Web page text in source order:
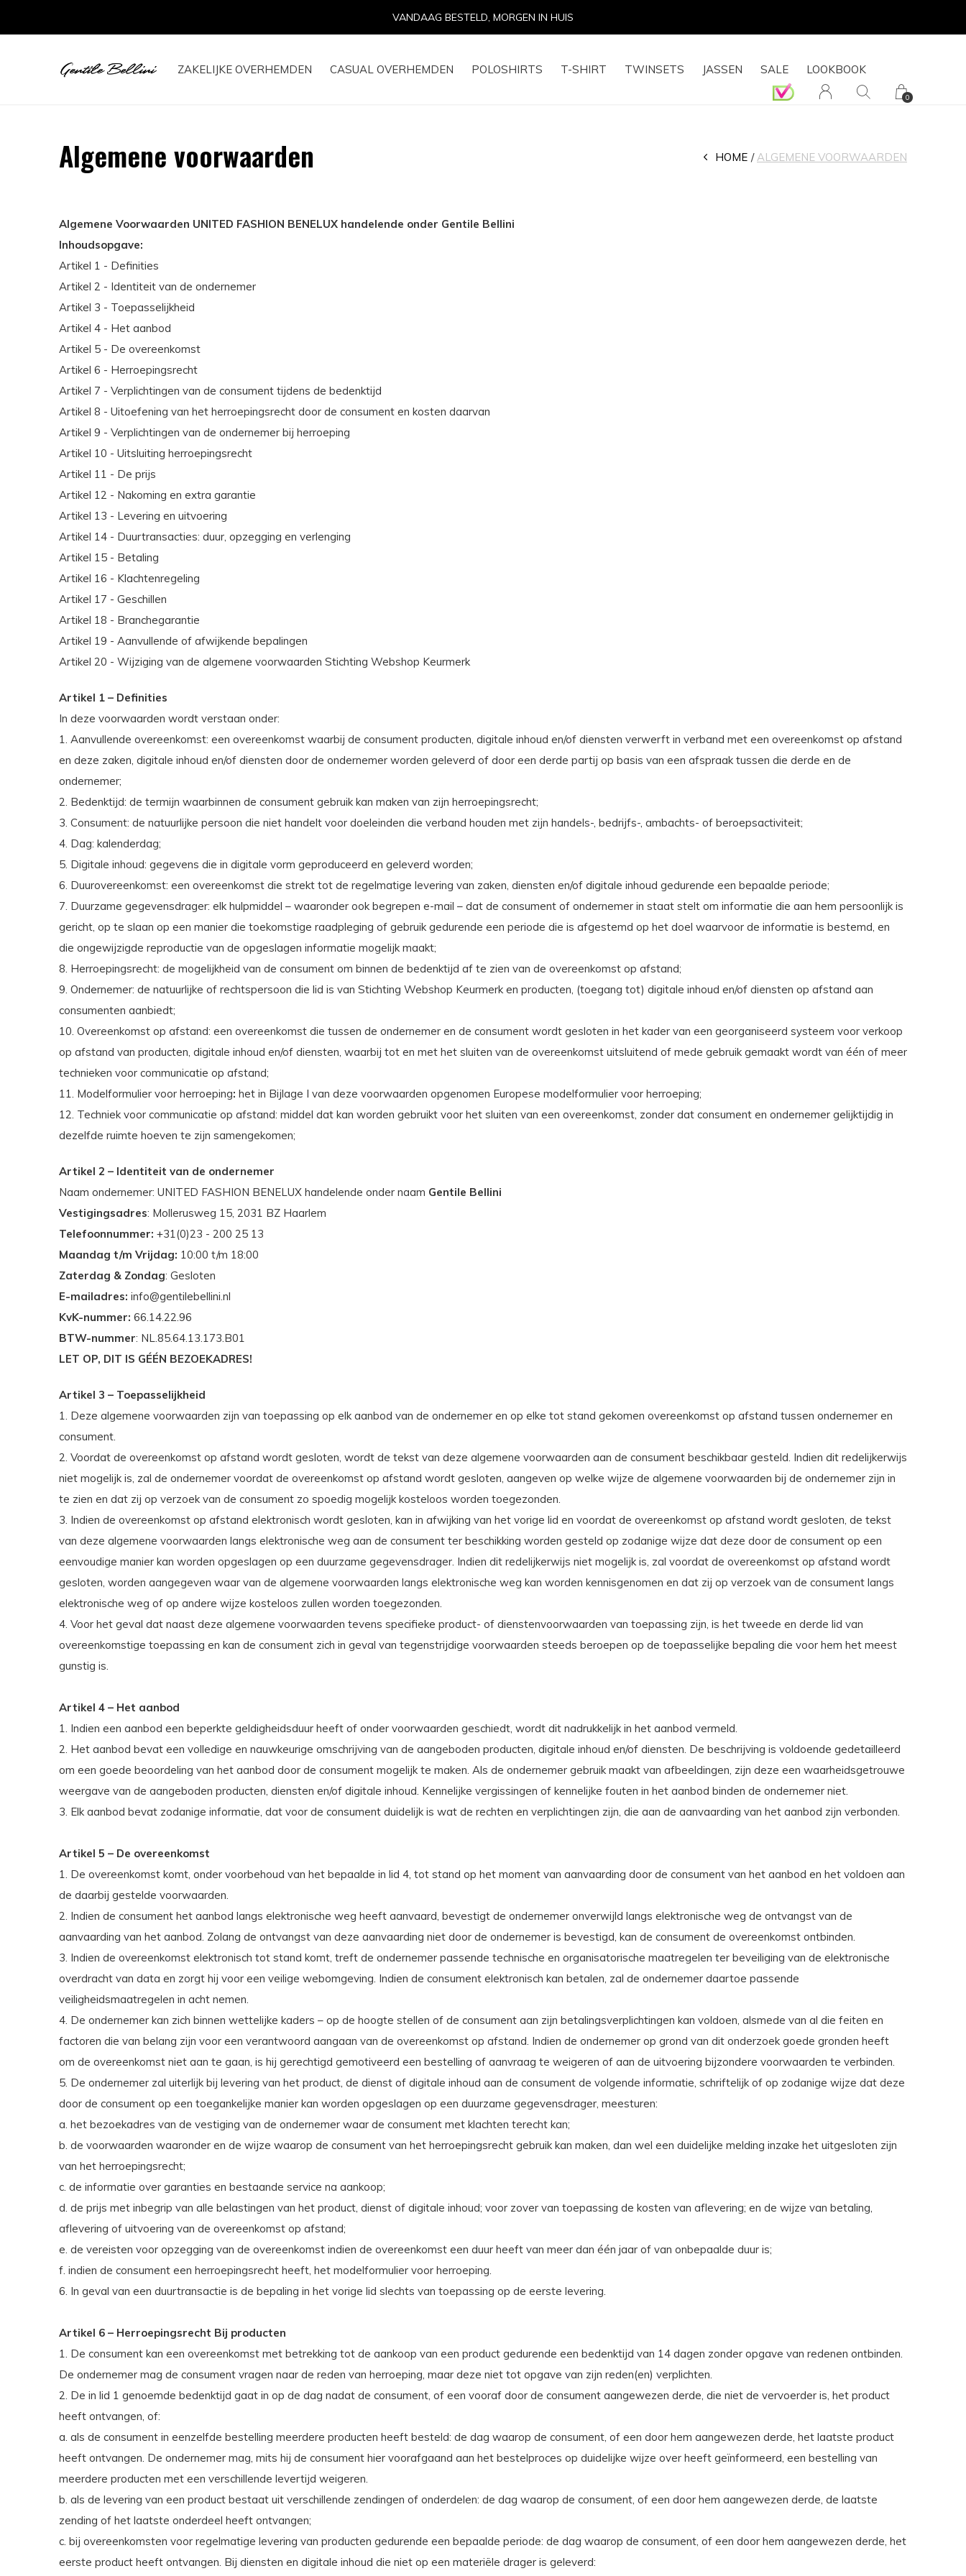
ZAKELIJKE OVERHEMDEN CASUAL OVERHEMDEN POLOSHIRTS T-SHIRT TWINSETS JASSEN SALE LOOKBOOK
0
Algemene voorwaarden HOME ALGEMENE VOORWAARDEN
Algemene Voorwaarden UNITED FASHION BENELUX handelende onder Gentile Bellini
Inhoudsopgave:
Artikel 1 - Definities
Artikel 2 - Identiteit van de ondernemer
Artikel 3 - Toepasselijkheid
Artikel 4 - Het aanbod
Artikel 5 - De overeenkomst
Artikel 6 - Herroepingsrecht
Artikel 7 - Verplichtingen van de consument tijdens de bedenktijd
Artikel 8 - Uitoefening van het herroepingsrecht door de consument en kosten daarvan
Artikel 9 - Verplichtingen van de ondernemer bij herroeping
Artikel 10 - Uitsluiting herroepingsrecht
Artikel 11 - De prijs
Artikel 12 - Nakoming en extra garantie
Artikel 13 - Levering en uitvoering
Artikel 14 - Duurtransacties: duur, opzegging en verlenging
Artikel 15 - Betaling
Artikel 16 - Klachtenregeling
Artikel 17 - Geschillen
Artikel 18 - Branchegarantie
Artikel 19 - Aanvullende of afwijkende bepalingen
Artikel 20 - Wijziging van de algemene voorwaarden Stichting Webshop Keurmerk
Artikel 1 – Definities
In deze voorwaarden wordt verstaan onder:
1. Aanvullende overeenkomst: een overeenkomst waarbij de consument producten, digitale inhoud en/of diensten verwerft in verband met een overeenkomst op afstand
en deze zaken, digitale inhoud en/of diensten door de ondernemer worden geleverd of door een derde partij op basis van een afspraak tussen die derde en de
ondernemer;
2. Bedenktijd: de termijn waarbinnen de consument gebruik kan maken van zijn herroepingsrecht;
3. Consument: de natuurlijke persoon die niet handelt voor doeleinden die verband houden met zijn handels-, bedrijfs-, ambachts- of beroepsactiviteit;
4. Dag: kalenderdag;
5. Digitale inhoud: gegevens die in digitale vorm geproduceerd en geleverd worden;
6. Duurovereenkomst: een overeenkomst die strekt tot de regelmatige levering van zaken, diensten en/of digitale inhoud gedurende een bepaalde periode;
7. Duurzame gegevensdrager: elk hulpmiddel – waaronder ook begrepen e-mail – dat de consument of ondernemer in staat stelt om informatie die aan hem persoonlijk is
gericht, op te slaan op een manier die toekomstige raadpleging of gebruik gedurende een periode die is afgestemd op het doel waarvoor de informatie is bestemd, en
die ongewijzigde reproductie van de opgeslagen informatie mogelijk maakt;
8. Herroepingsrecht: de mogelijkheid van de consument om binnen de bedenktijd af te zien van de overeenkomst op afstand;
9. Ondernemer: de natuurlijke of rechtspersoon die lid is van Stichting Webshop Keurmerk en producten, (toegang tot) digitale inhoud en/of diensten op afstand aan
consumenten aanbiedt;
10. Overeenkomst op afstand: een overeenkomst die tussen de ondernemer en de consument wordt gesloten in het kader van een georganiseerd systeem voor verkoop
op afstand van producten, digitale inhoud en/of diensten, waarbij tot en met het sluiten van de overeenkomst uitsluitend of mede gebruik gemaakt wordt van één of meer
technieken voor communicatie op afstand;
11. Modelformulier voor herroeping: het in Bijlage I van deze voorwaarden opgenomen Europese modelformulier voor herroeping;
12. Techniek voor communicatie op afstand: middel dat kan worden gebruikt voor het sluiten van een overeenkomst, zonder dat consument en ondernemer gelijktijdig in
dezelfde ruimte hoeven te zijn samengekomen;
Artikel 2 – Identiteit van de ondernemer
Naam ondernemer: UNITED FASHION BENELUX handelende onder naam Gentile Bellini
Vestigingsadres: Mollerusweg 15, 2031 BZ Haarlem
Telefoonnummer: +31(0)23 - 200 25 13
Maandag t/m Vrijdag: 10:00 t/m 18:00
Zaterdag & Zondag: Gesloten
E-mailadres: info@gentilebellini.nl
KvK-nummer: 66.14.22.96
BTW-nummer: NL.85.64.13.173.B01
LET OP, DIT IS GÉÉN BEZOEKADRES!
Artikel 3 – Toepasselijkheid
1. Deze algemene voorwaarden zijn van toepassing op elk aanbod van de ondernemer en op elke tot stand gekomen overeenkomst op afstand tussen ondernemer en
consument.
2. Voordat de overeenkomst op afstand wordt gesloten, wordt de tekst van deze algemene voorwaarden aan de consument beschikbaar gesteld. Indien dit redelijkerwijs
niet mogelijk is, zal de ondernemer voordat de overeenkomst op afstand wordt gesloten, aangeven op welke wijze de algemene voorwaarden bij de ondernemer zijn in
te zien en dat zij op verzoek van de consument zo spoedig mogelijk kosteloos worden toegezonden.
3. Indien de overeenkomst op afstand elektronisch wordt gesloten, kan in afwijking van het vorige lid en voordat de overeenkomst op afstand wordt gesloten, de tekst
van deze algemene voorwaarden langs elektronische weg aan de consument ter beschikking worden gesteld op zodanige wijze dat deze door de consument op een
eenvoudige manier kan worden opgeslagen op een duurzame gegevensdrager. Indien dit redelijkerwijs niet mogelijk is, zal voordat de overeenkomst op afstand wordt
gesloten, worden aangegeven waar van de algemene voorwaarden langs elektronische weg kan worden kennisgenomen en dat zij op verzoek van de consument langs
elektronische weg of op andere wijze kosteloos zullen worden toegezonden.
4. Voor het geval dat naast deze algemene voorwaarden tevens specifieke product- of dienstenvoorwaarden van toepassing zijn, is het tweede en derde lid van
overeenkomstige toepassing en kan de consument zich in geval van tegenstrijdige voorwaarden steeds beroepen op de toepasselijke bepaling die voor hem het meest
gunstig is.
Artikel 4 – Het aanbod
1. Indien een aanbod een beperkte geldigheidsduur heeft of onder voorwaarden geschiedt, wordt dit nadrukkelijk in het aanbod vermeld.
2. Het aanbod bevat een volledige en nauwkeurige omschrijving van de aangeboden producten, digitale inhoud en/of diensten. De beschrijving is voldoende gedetailleerd
om een goede beoordeling van het aanbod door de consument mogelijk te maken. Als de ondernemer gebruik maakt van afbeeldingen, zijn deze een waarheidsgetrouwe
weergave van de aangeboden producten, diensten en/of digitale inhoud. Kennelijke vergissingen of kennelijke fouten in het aanbod binden de ondernemer niet.
3. Elk aanbod bevat zodanige informatie, dat voor de consument duidelijk is wat de rechten en verplichtingen zijn, die aan de aanvaarding van het aanbod zijn verbonden.
Artikel 5 – De overeenkomst
1. De overeenkomst komt, onder voorbehoud van het bepaalde in lid 4, tot stand op het moment van aanvaarding door de consument van het aanbod en het voldoen aan
de daarbij gestelde voorwaarden.
2. Indien de consument het aanbod langs elektronische weg heeft aanvaard, bevestigt de ondernemer onverwijld langs elektronische weg de ontvangst van de
aanvaarding van het aanbod. Zolang de ontvangst van deze aanvaarding niet door de ondernemer is bevestigd, kan de consument de overeenkomst ontbinden.
3. Indien de overeenkomst elektronisch tot stand komt, treft de ondernemer passende technische en organisatorische maatregelen ter beveiliging van de elektronische
overdracht van data en zorgt hij voor een veilige webomgeving. Indien de consument elektronisch kan betalen, zal de ondernemer daartoe passende
veiligheidsmaatregelen in acht nemen.
4. De ondernemer kan zich binnen wettelijke kaders – op de hoogte stellen of de consument aan zijn betalingsverplichtingen kan voldoen, alsmede van al die feiten en
factoren die van belang zijn voor een verantwoord aangaan van de overeenkomst op afstand. Indien de ondernemer op grond van dit onderzoek goede gronden heeft
om de overeenkomst niet aan te gaan, is hij gerechtigd gemotiveerd een bestelling of aanvraag te weigeren of aan de uitvoering bijzondere voorwaarden te verbinden.
5. De ondernemer zal uiterlijk bij levering van het product, de dienst of digitale inhoud aan de consument de volgende informatie, schriftelijk of op zodanige wijze dat deze
door de consument op een toegankelijke manier kan worden opgeslagen op een duurzame gegevensdrager, meesturen:
a. het bezoekadres van de vestiging van de ondernemer waar de consument met klachten terecht kan;
b. de voorwaarden waaronder en de wijze waarop de consument van het herroepingsrecht gebruik kan maken, dan wel een duidelijke melding inzake het uitgesloten zijn
van het herroepingsrecht;
c. de informatie over garanties en bestaande service na aankoop;
d. de prijs met inbegrip van alle belastingen van het product, dienst of digitale inhoud; voor zover van toepassing de kosten van aflevering; en de wijze van betaling,
aflevering of uitvoering van de overeenkomst op afstand;
e. de vereisten voor opzegging van de overeenkomst indien de overeenkomst een duur heeft van meer dan één jaar of van onbepaalde duur is;
f. indien de consument een herroepingsrecht heeft, het modelformulier voor herroeping.
6. In geval van een duurtransactie is de bepaling in het vorige lid slechts van toepassing op de eerste levering.
Artikel 6 – Herroepingsrecht Bij producten
1. De consument kan een overeenkomst met betrekking tot de aankoop van een product gedurende een bedenktijd van 14 dagen zonder opgave van redenen ontbinden.
De ondernemer mag de consument vragen naar de reden van herroeping, maar deze niet tot opgave van zijn reden(en) verplichten.
2. De in lid 1 genoemde bedenktijd gaat in op de dag nadat de consument, of een vooraf door de consument aangewezen derde, die niet de vervoerder is, het product
heeft ontvangen, of:
a. als de consument in eenzelfde bestelling meerdere producten heeft besteld: de dag waarop de consument, of een door hem aangewezen derde, het laatste product
heeft ontvangen. De ondernemer mag, mits hij de consument hier voorafgaand aan het bestelproces op duidelijke wijze over heeft geïnformeerd, een bestelling van
meerdere producten met een verschillende levertijd weigeren.
b. als de levering van een product bestaat uit verschillende zendingen of onderdelen: de dag waarop de consument, of een door hem aangewezen derde, de laatste
zending of het laatste onderdeel heeft ontvangen;
c. bij overeenkomsten voor regelmatige levering van producten gedurende een bepaalde periode: de dag waarop de consument, of een door hem aangewezen derde, het
eerste product heeft ontvangen. Bij diensten en digitale inhoud die niet op een materiële drager is geleverd: